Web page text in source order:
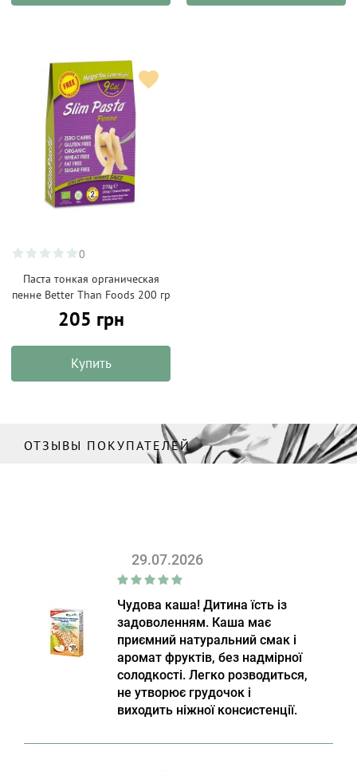
0
Паста тонкая органическая
пенне Better Than Foods 200 гр
205 грн
Купить
ОТЗЫВЫ ПОКУПАТЕЛЕЙ
29.07.2026
Чудова каша! Дитина їсть із
задоволенням. Каша має
приємний натуральний смак і
аромат фруктів, без надмірної
солодкості. Легко розводиться,
не утворює грудочок і
виходить ніжної консистенції.